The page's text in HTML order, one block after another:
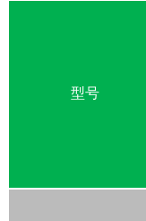
型号